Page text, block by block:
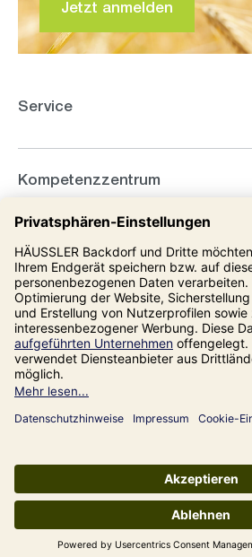
Jetzt anmelden
Service
Kompetenzzentrum
Informationen
Unsere Adresse
Alle Preise inkl. gesetzl. Mehrwertsteuer zzgl.